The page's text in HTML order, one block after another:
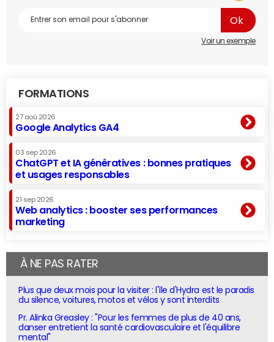
Voir un exemple
FORMATIONS
27 aoû 2026
Google Analytics GA4
03 sep 2026
ChatGPT et IA génératives : bonnes pratiques
et usages responsables
21 sep 2026
Web analytics : booster ses performances
marketing
À NE PAS RATER
Plus que deux mois pour la visiter : l'île d'Hydra est le paradis
du silence, voitures, motos et vélos y sont interdits
Pr. Alinka Greasley : "Pour les femmes de plus de 40 ans,
danser entretient la santé cardiovasculaire et l'équilibre
mental"